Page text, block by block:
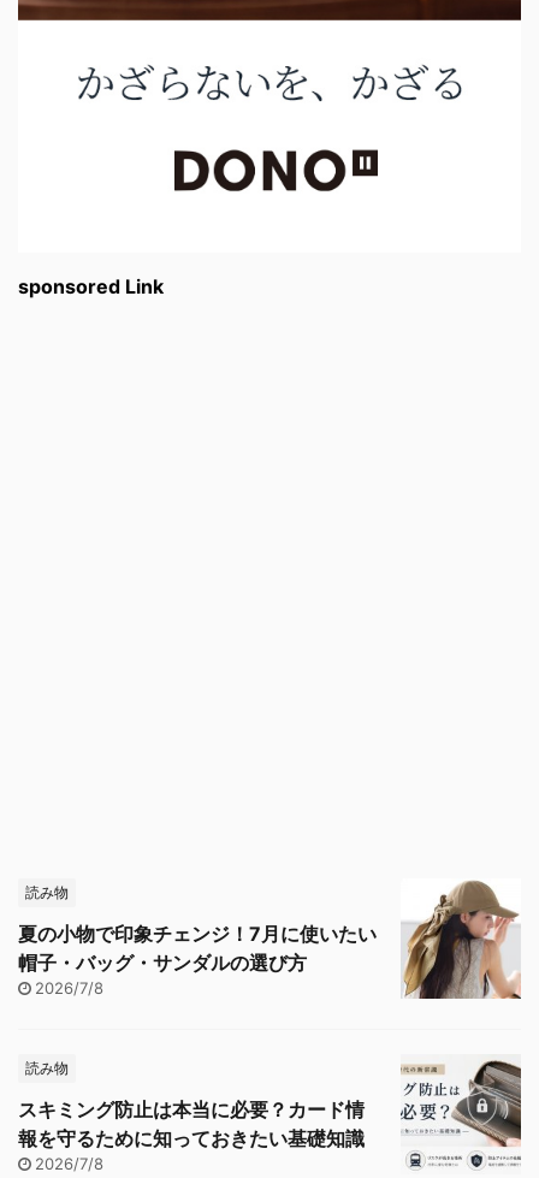
sponsored Link
読み物
夏の小物で印象チェンジ！7月に使いたい
帽子・バッグ・サンダルの選び方
2026/7/8
読み物
スキミング防止は本当に必要？カード情
報を守るために知っておきたい基礎知識
2026/7/8